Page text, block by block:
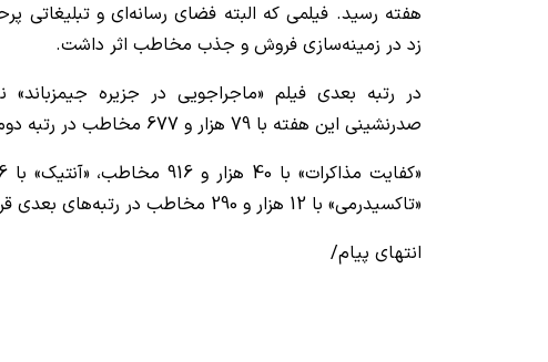
هفته رسید. فیلمی که البته فضای رسانه‌ای و تبلیغاتی
زد در زمینه‌سازی فروش و جذب مخاطب اثر داشت.
در رتبه بعدی فیلم «ماجراجویی در جزیره
صدرنشینی این هفته با 79 هزار و 677 مخاطب در رتبه دوم قرار گرفت.
«تاکسیدرمی» با 12 هزار و 290 مخاطب در رتبه‌های بعدی قرار گرفتند.
انتهای پیام/